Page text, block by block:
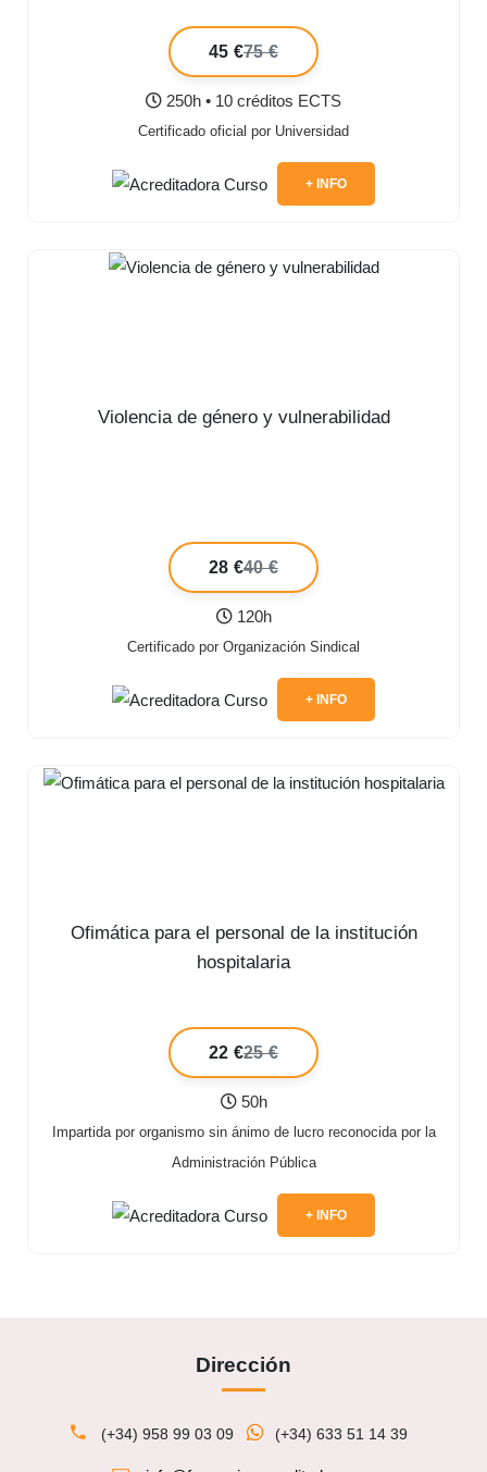
45 €75 €
250h • 10 créditos ECTS
Certificado oficial por Universidad
+ INFO
Violencia de género y vulnerabilidad
28 €40 €
120h
Certificado por Organización Sindical
+ INFO
Ofimática para el personal de la institución
hospitalaria
22 €25 €
50h
Impartida por organismo sin ánimo de lucro reconocida por la
Administración Pública
+ INFO
Dirección
(+34) 958 99 03 09 (+34) 633 51 14 39